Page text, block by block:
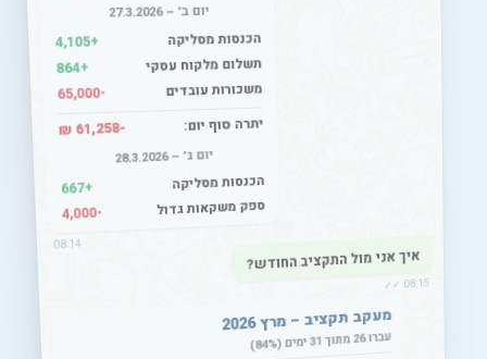
יום ב׳ – 27.3.2026
הכנסות מסליקה +4,105
תשלום מלקוח עסקי +864
משכורות עובדים -65,000
יתרה סוף יום: -61,258 ₪
יום ג׳ – 28.3.2026
הכנסות מסליקה +667
ספק משקאות גדול -4,000
08:14
איך אני מול התקציב החודש?
08:15 ✓✓
מעקב תקציב – מרץ 2026
עברו 26 מתוך 31 ימים (84%)